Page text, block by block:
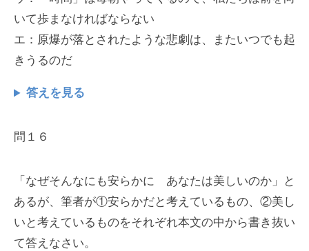
いて歩まなければならない
エ：原爆が落とされたような悲劇は、またいつでも起
きうるのだ
答えを見る
問１６
「なぜそんなにも安らかに あなたは美しいのか」と
あるが、筆者が①安らかだと考えているもの、②美し
いと考えているものをそれぞれ本文の中から書き抜い
て答えなさい。